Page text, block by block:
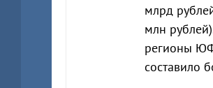
млрд
млн
регионы
составило